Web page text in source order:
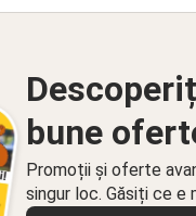
bune
Promoții și oferte
singur loc. Găsiți ce e